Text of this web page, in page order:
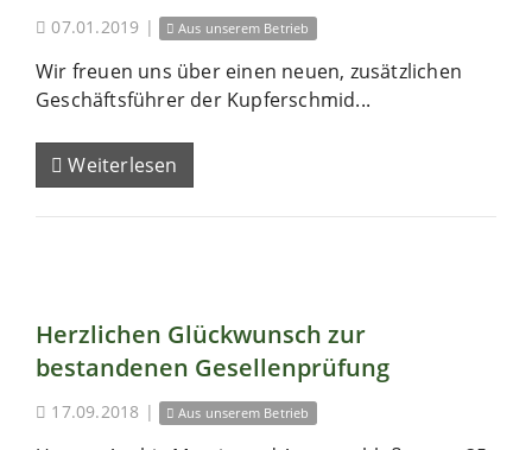
07.01.2019 | Aus unserem Betrieb
Wir freuen uns über einen neuen, zusätzlichen
Geschäftsführer der Kupferschmid...
Weiterlesen
Herzlichen Glückwunsch zur
bestandenen Gesellenprüfung
17.09.2018 | Aus unserem Betrieb